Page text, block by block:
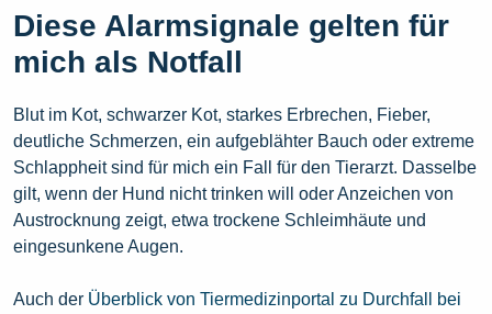
Diese Alarmsignale gelten für
mich als Notfall
Blut im Kot, schwarzer Kot, starkes Erbrechen, Fieber,
deutliche Schmerzen, ein aufgeblähter Bauch oder extreme
Schlappheit sind für mich ein Fall für den Tierarzt. Dasselbe
gilt, wenn der Hund nicht trinken will oder Anzeichen von
Austrocknung zeigt, etwa trockene Schleimhäute und
eingesunkene Augen.
Auch der Überblick von Tiermedizinportal zu Durchfall bei